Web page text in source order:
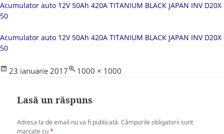
Acumulator auto 12V 50Ah 420A TITANIUM BLACK JAPAN INV D20X
50
Acumulator auto 12V 50Ah 420A TITANIUM BLACK JAPAN INV D20X
50
Posted
23 ianuarie 2017
Full
1000 × 1000
Lasă un răspuns
Adresa ta de email nu va fi publicată. Câmpurile obligatorii sunt
marcate cu*